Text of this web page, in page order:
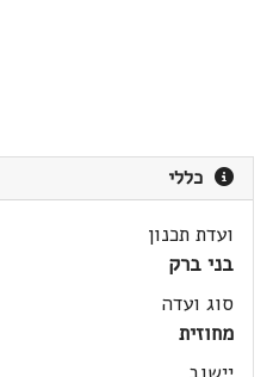
כללי
ועדת תכנון
בני ברק
סוג ועדה
מחוזית